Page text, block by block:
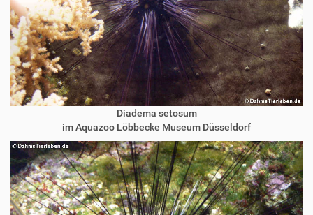
Diadema setosum
im Aquazoo Löbbecke Museum Düsseldorf